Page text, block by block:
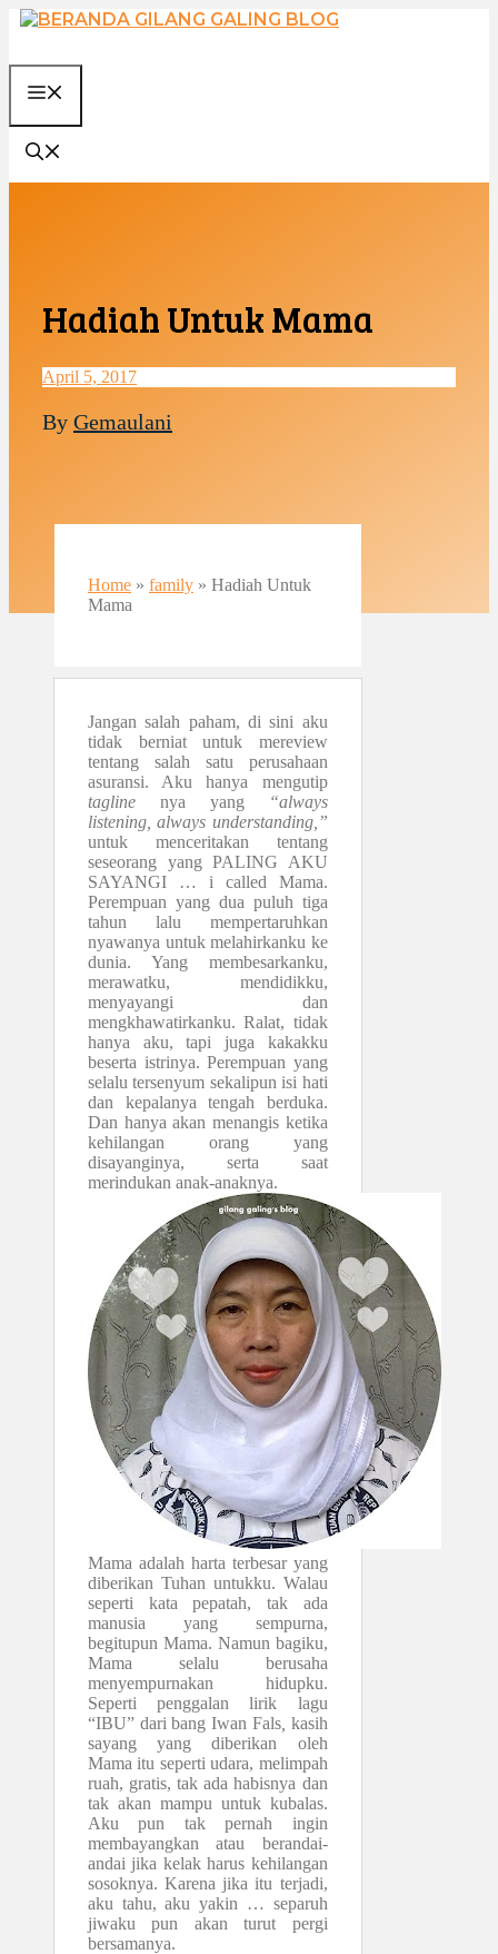
Langsung
Hadiah Untuk Mama
April 5, 2017
By Gemaulani
Home » family » Hadiah Untuk
Mama
Jangan salah paham, di sini aku
tidak berniat untuk mereview
tentang salah satu perusahaan
asuransi. Aku hanya mengutip
tagline nya yang
“always
listening, always understanding,”
untuk menceritakan tentang
seseorang yang PALING AKU
SAYANGI … i called Mama.
Perempuan yang dua puluh tiga
tahun lalu mempertaruhkan
nyawanya untuk melahirkanku ke
dunia. Yang membesarkanku,
merawatku, mendidikku,
menyayangi dan
mengkhawatirkanku. Ralat, tidak
hanya aku, tapi juga kakakku
beserta istrinya. Perempuan yang
selalu tersenyum sekalipun isi hati
dan kepalanya tengah berduka.
Dan hanya akan menangis ketika
kehilangan orang yang
disayanginya, serta saat
merindukan anak-anaknya.
Mama adalah harta terbesar yang
diberikan Tuhan untukku. Walau
seperti kata pepatah, tak ada
manusia yang sempurna,
begitupun Mama. Namun bagiku,
Mama selalu berusaha
menyempurnakan hidupku.
Seperti penggalan lirik lagu
“IBU” dari bang Iwan Fals, kasih
sayang yang diberikan oleh
Mama itu seperti udara, melimpah
ruah, gratis, tak ada habisnya dan
tak akan mampu untuk kubalas.
Aku pun tak pernah ingin
membayangkan atau berandai-
andai jika kelak harus kehilangan
sosoknya. Karena jika itu terjadi,
aku tahu, aku yakin … separuh
jiwaku pun akan turut pergi
bersamanya.